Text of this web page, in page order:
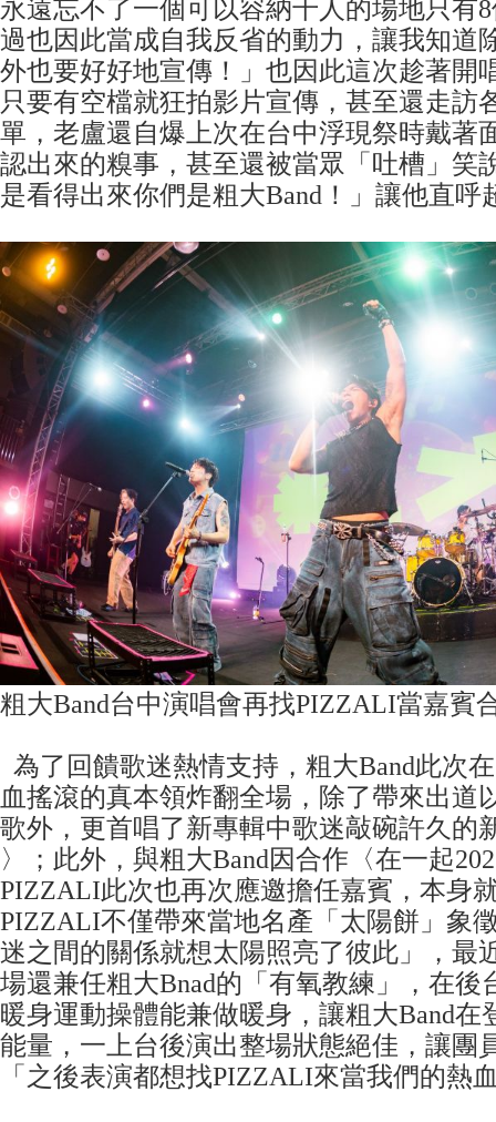
永遠忘不了一個可以容納千人的場地只有
過也因此當成自我反省的動力，讓我知道
外也要好好地宣傳！」也因此這次趁著開
只要有空檔就狂拍影片宣傳，甚至還走訪
單，老盧還自爆上次在台中浮現祭時戴著
認出來的糗事，甚至還被當眾「吐槽」笑
是看得出來你們是粗大Band！」讓他直呼
粗大Band台中演唱會再找PIZZALI當嘉賓
為了回饋歌迷熱情支持，粗大Band此次
血搖滾的真本領炸翻全場，除了帶來出道
歌外，更首唱了新專輯中歌迷敲碗許久的
〉；此外，與粗大Band因合作〈在一起
PIZZALI此次也再次應邀擔任嘉賓，本身
PIZZALI不僅帶來當地名產「太陽餅」象
迷之間的關係就想太陽照亮了彼此」，最
場還兼任粗大Bnad的「有氧教練」，在後
暖身運動操體能兼做暖身，讓粗大Band在
能量，一上台後演出整場狀態絕佳，讓團
「之後表演都想找PIZZALI來當我們的熱